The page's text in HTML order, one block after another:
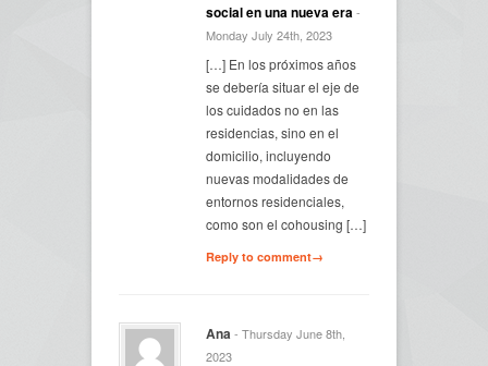
social en una nueva era-
Monday July 24th, 2023
[…] En los próximos años
se debería situar el eje de
los cuidados no en las
residencias, sino en el
domicilio, incluyendo
nuevas modalidades de
entornos residenciales,
como son el cohousing […]
Reply to comment→
Ana- Thursday June 8th,
2023